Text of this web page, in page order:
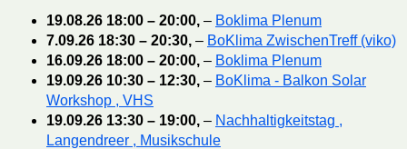
19.08.26 18:00 – 20:00, – Boklima Plenum
7.09.26 18:30 – 20:30, – BoKlima ZwischenTreff (viko)
16.09.26 18:00 – 20:00, – Boklima Plenum
19.09.26 10:30 – 12:30, – BoKlima - Balkon Solar
Workshop , VHS
19.09.26 13:30 – 19:00, – Nachhaltigkeitstag ,
Langendreer , Musikschule